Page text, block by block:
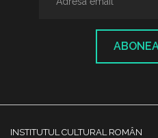
INSTITUTUL CULTURAL ROMÂN